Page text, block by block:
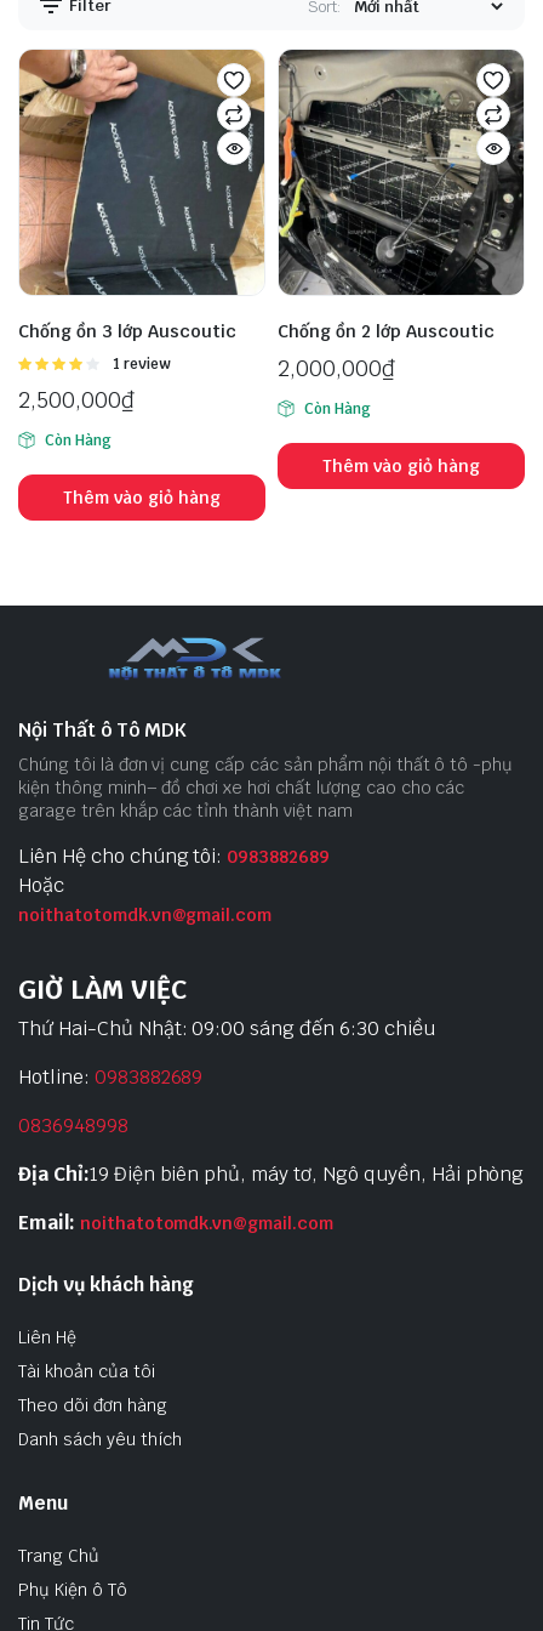
Filter Sort:
Chống ồn 3 lớp Auscoutic
Được
4.005
1 review
2,500,000₫
Còn Hàng
Thêm vào giỏ hàng
Chống ồn 2 lớp Auscoutic
2,000,000₫
Còn Hàng
Thêm vào giỏ hàng
Nội Thất ô Tô MDK
Chúng tôi là đơn vị cung cấp các sản phẩm nội thất ô tô -phụ
kiện thông minh– đồ chơi xe hơi chất lượng cao cho các
garage trên khắp các tỉnh thành việt nam
Liên Hệ cho chúng tôi: 0983882689
Hoặc
noithatotomdk.vn@gmail.com
GIỜ LÀM VIỆC
Thứ Hai-Chủ Nhật: 09:00 sáng đến 6:30 chiều
Hotline: 0983882689
0836948998
Địa Chỉ:19 Điện biên phủ, máy tơ, Ngô quyền, Hải phòng
Email: noithatotomdk.vn@gmail.com
Dịch vụ khách hàng
Liên Hệ
Tài khoản của tôi
Theo dõi đơn hàng
Danh sách yêu thích
Menu
Trang Chủ
Phụ Kiện ô Tô
Tin Tức